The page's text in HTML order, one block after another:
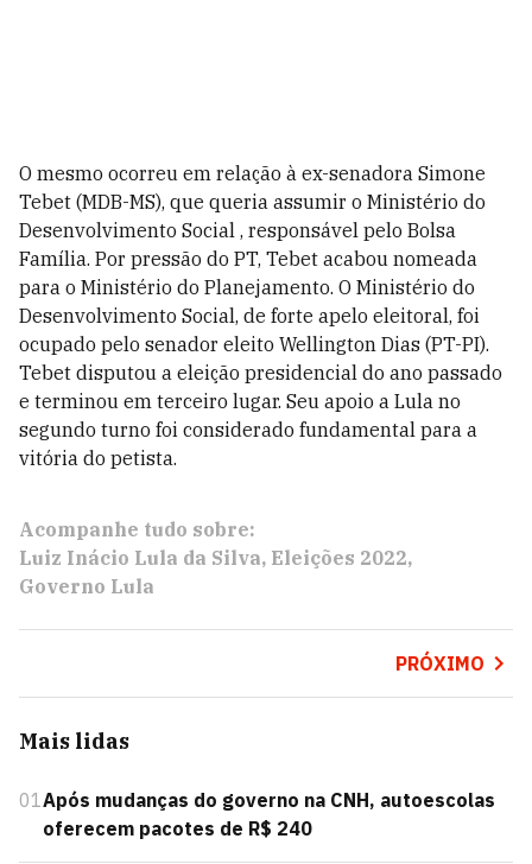
O mesmo ocorreu em relação à ex-senadora Simone
Tebet (MDB-MS), que queria assumir o Ministério do
Desenvolvimento Social , responsável pelo Bolsa
Família. Por pressão do PT, Tebet acabou nomeada
para o Ministério do Planejamento. O Ministério do
Desenvolvimento Social, de forte apelo eleitoral, foi
ocupado pelo senador eleito Wellington Dias (PT-PI).
Tebet disputou a eleição presidencial do ano passado
e terminou em terceiro lugar. Seu apoio a Lula no
segundo turno foi considerado fundamental para a
vitória do petista.
Acompanhe tudo sobre:
Luiz Inácio Lula da Silva Eleições 2022
Governo Lula
PRÓXIMO
Mais lidas
01Após mudanças do governo na CNH, autoescolas
oferecem pacotes de R$ 240